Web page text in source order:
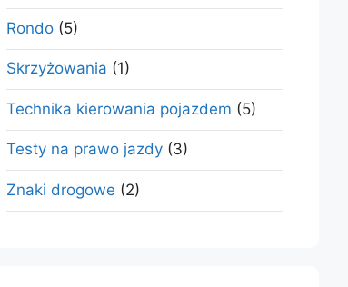
Rondo (5)
Skrzyżowania (1)
Technika kierowania pojazdem (5)
Testy na prawo jazdy (3)
Znaki drogowe (2)